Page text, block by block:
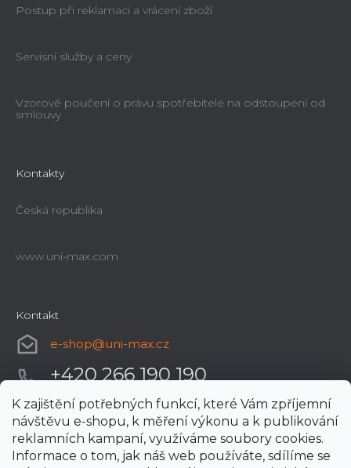
K zajištění potřebných funkcí, které Vám zpříjemní
návštěvu e-shopu, k měření výkonu a k publikování
reklamních kampaní, využíváme soubory cookies.
Informace o tom, jak náš web používáte, sdílíme se
Postup při reklamaci a vrácení zboží
Servisní služby a ceny
Vzorové poučení o právu spotřebitele na odstoupení od
smlouvy
Kontakty
Česká republika
www.uni-max.com
Kontakt
e-shop@uni-max.cz
+420 266 190 190